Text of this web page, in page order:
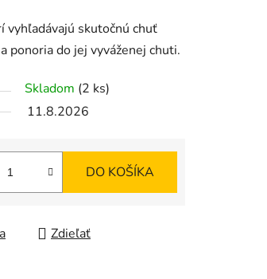
vyhľadávajú skutočnú chuť
ponoria do jej vyváženej chuti.
Skladom (2 ks)
11.8.2026
DO KOŠÍKA
Zdieľať